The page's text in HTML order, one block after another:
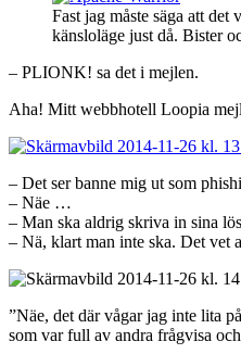
Fast jag måste säga att
känsloläge just då. Bister
– PLIONK! sa det i mejlen.
Aha! Mitt webbhotell Loopia
– Det ser banne mig ut som
– Näe …
– Man ska aldrig skriva in sina
– Nä, klart man inte ska. Det vet
”Näe, det där vågar jag inte lita
som var full av andra frågvisa